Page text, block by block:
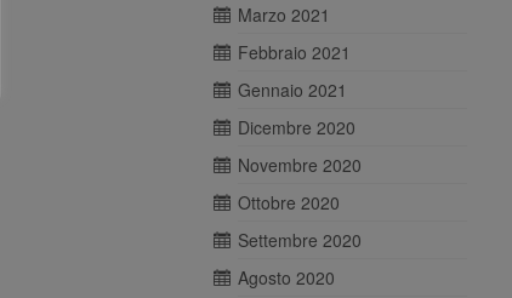
Marzo 2021
Febbraio 2021
Gennaio 2021
Dicembre 2020
Novembre 2020
Ottobre 2020
Settembre 2020
Agosto 2020